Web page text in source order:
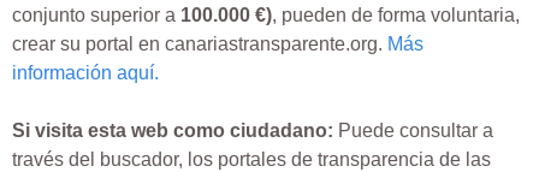
conjunto superior a 100.000 €), pueden de forma voluntaria,
crear su portal en canariastransparente.org. Más
información aquí.
Si visita esta web como ciudadano: Puede consultar a
través del buscador, los portales de transparencia de las